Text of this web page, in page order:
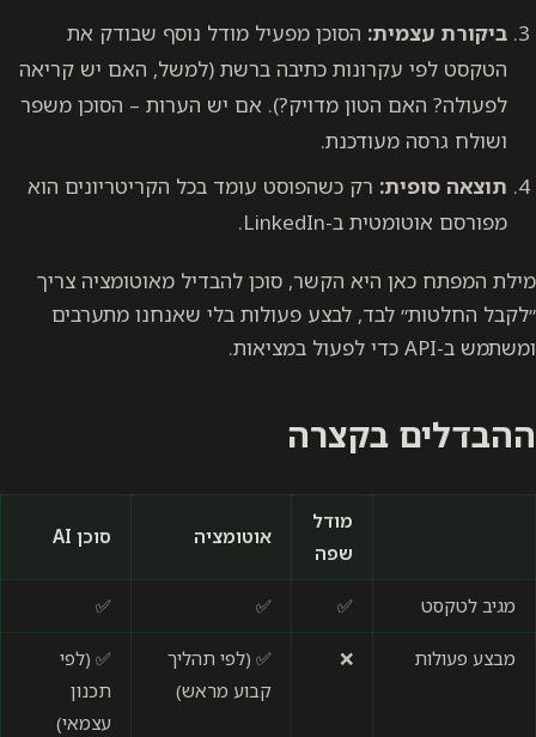
ביקורת עצמית: הסוכן מפעיל מודל נוסף שבודק את
הטקסט לפי עקרונות כתיבה ברשת (למשל, האם יש קריאה
לפעולה? האם הטון מדויק?). אם יש הערות – הסוכן משפר
ושולח גרסה מעודכנת.
תוצאה סופית: רק כשהפוסט עומד בכל הקריטריונים הוא
מפורסם אוטומטית ב-LinkedIn.
מילת המפתח כאן היא הקשר, סוכן להבדיל מאוטומציה צריך
״לקבל החלטות״ לבד, לבצע פעולות בלי שאנחנו מתערבים
ומשתמש ב-API כדי לפעול במציאות.
ההבדלים בקצרה
מודל
שפה
אוטומציה סוכן AI
מגיב לטקסט ✅
✅
✅
מבצע פעולות ❌
✅ (לפי תהליך
קבוע מראש)
✅ (לפי
תכנון
עצמאי)